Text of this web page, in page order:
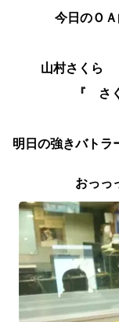
今日のＯ
山村さ
『 さ
明日の強きバトラ
おっっ